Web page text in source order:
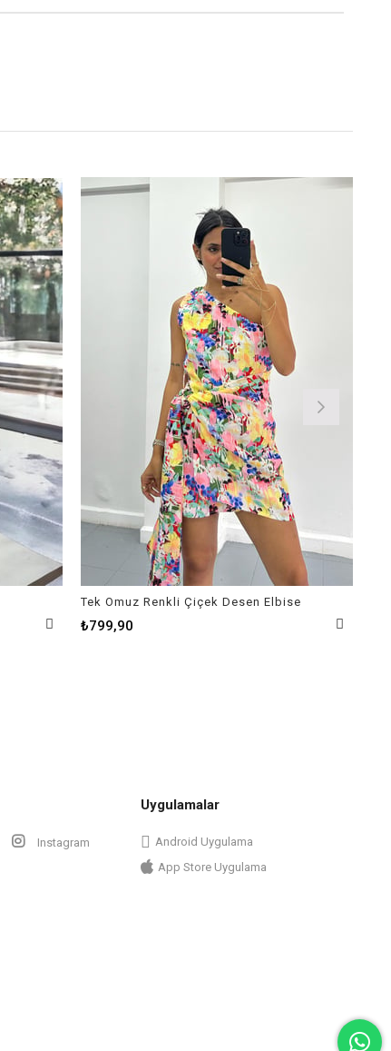
Tek Omuz Renkli Çiçek Desen Elbise
₺799,90
Instagram
Uygulamalar
Android Uygulama
App Store Uygulama